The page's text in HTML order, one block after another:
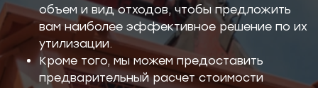
объем и вид отходов, чтобы предложить
вам наиболее эффективное решение по их
утилизации.
Кроме того, мы можем предоставить
предварительный расчет стоимости